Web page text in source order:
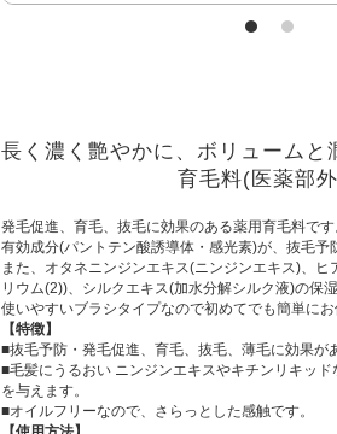
長く濃く艶やかに、ボリュームと
育毛料(医薬部
発毛促進、育毛、抜毛に効果のある薬用育毛料です
有効成分(パントテン酸誘導体・感光素)が、抜毛予
また、オタネニンジンエキス(ニンジンエキス)、ヒ
リウム(2))、シルクエキス(加水分解シルク液)の保
使いやすいブラシタイプなので初めてでも簡単にお
【特徴】
■抜毛予防・発毛促進、育毛、抜毛、薄毛に効果が
■毛髪にうるおい ニンジンエキスやキチンリキッ
を与えます。
■オイルフリーなので、さらっとした感触です。